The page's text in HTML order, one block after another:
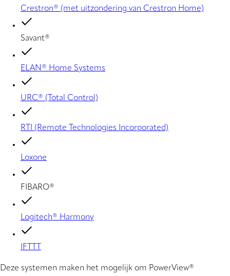
Crestron® (met uitzondering van Crestron Home)
Savant®
ELAN® Home Systems
URC® (Total Control)
RTI (Remote Technologies Incorporated)
Loxone
FIBARO®
Logitech® Harmony
IFTTT
Deze systemen maken het mogelijk om PowerView®